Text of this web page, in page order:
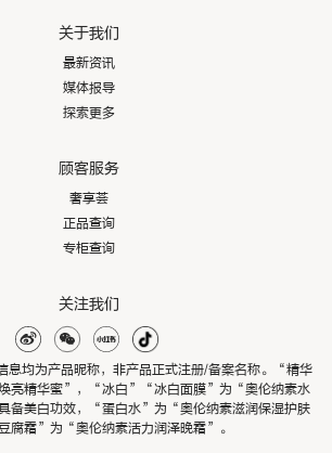
关于我们
最新资讯
媒体报导
探索更多
顾客服务
奢享荟
正品查询
专柜查询
关注我们
息均为产品昵称，非产品正式注册/备案名称。“精华
亮精华蜜”，“冰白”“冰白面膜”为“奥伦纳素水
备美白功效，“蛋白水”为“奥伦纳素滋润保湿护肤
腐霜”为“奥伦纳素活力润泽晚霜”。